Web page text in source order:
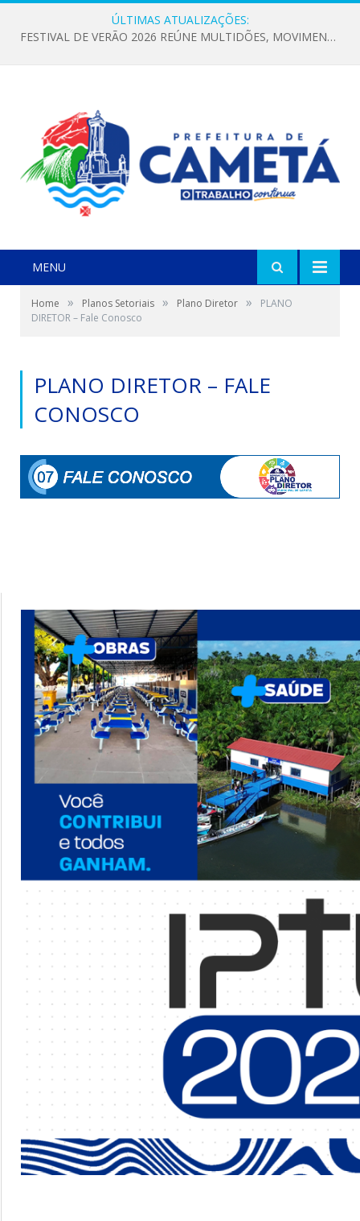
ÚLTIMAS ATUALIZAÇÕES:
FESTIVAL DE VERÃO 2026 REÚNE MULTIDÕES, MOVIMENTA A ECONOMIA E FORTALECE A CULTURA LOCAL
MENU
Home » Planos Setoriais » Plano Diretor »
PLANO
DIRETOR – Fale Conosco
PLANO DIRETOR – FALE
CONOSCO